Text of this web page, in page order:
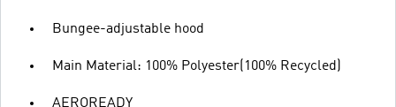
Bungee-adjustable hood
Main Material: 100% Polyester(100% Recycled)
AEROREADY